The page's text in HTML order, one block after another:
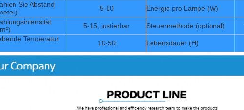
Sie Abstand
5-10 Energie pro Lampe (W)
5-15, justierbar Steuermethode (optional)
Temperatur
10-50 Lebensdauer (H)